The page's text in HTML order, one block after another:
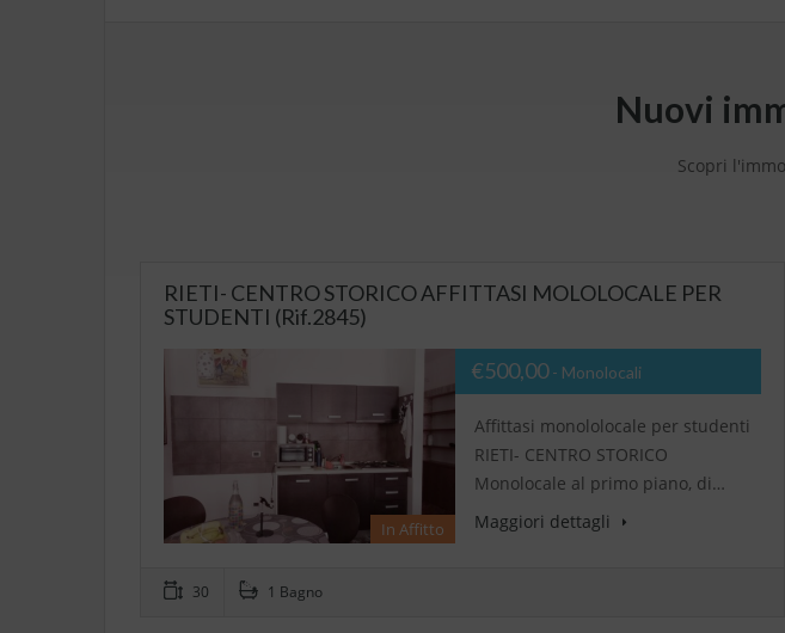
Nuovi
Scopri
RIETI- CENTRO STORICO AFFITTASI MOLOLOCALE PER
STUDENTI (Rif.2845)
In Affitto
€500,00- Monolocali
Affittasi monololocale per studenti
RIETI- CENTRO STORICO
Monolocale al primo piano, di…
Maggiori dettagli
30 1 Bagno